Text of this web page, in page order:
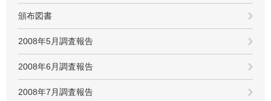
頒布図書
2008年5月調査報告
2008年6月調査報告
2008年7月調査報告